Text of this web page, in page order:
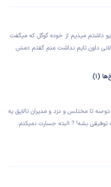
داشتم میدیم از خوده گوگل که میگفت
داون تایم نداشت منم گفتم دمش
(1)
سه تا مختلس و دزد و مدیران نالایق یه
توفیقی بشه! ? البته جسارت نمیکنم؛